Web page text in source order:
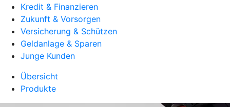
Kredit & Finanzieren
Zukunft & Vorsorgen
Versicherung & Schützen
Geldanlage & Sparen
Junge Kunden
Übersicht
Produkte